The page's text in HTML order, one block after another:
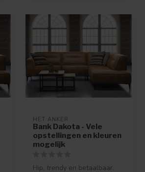
HET ANKER
Bank Dakota - Vele
opstellingen en kleuren
mogelijk
Hip, trendy en betaalbaar.